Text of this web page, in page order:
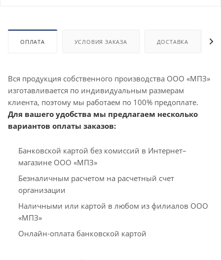
ОПЛАТА УСЛОВИЯ ЗАКАЗА ДОСТАВКА
Вся продукция собственного производства ООО «МПЗ»
изготавливается по индивидуальным размерам
клиента, поэтому мы работаем по 100% предоплате.
Для вашего удобства мы предлагаем несколько
вариантов оплаты заказов:
Банковской картой без комиссий в Интернет–
магазине ООО «МПЗ»
Безналичным расчетом на расчетный счет
организации
Наличными или картой в любом из филиалов ООО
«МПЗ»
Онлайн-оплата банковской картой